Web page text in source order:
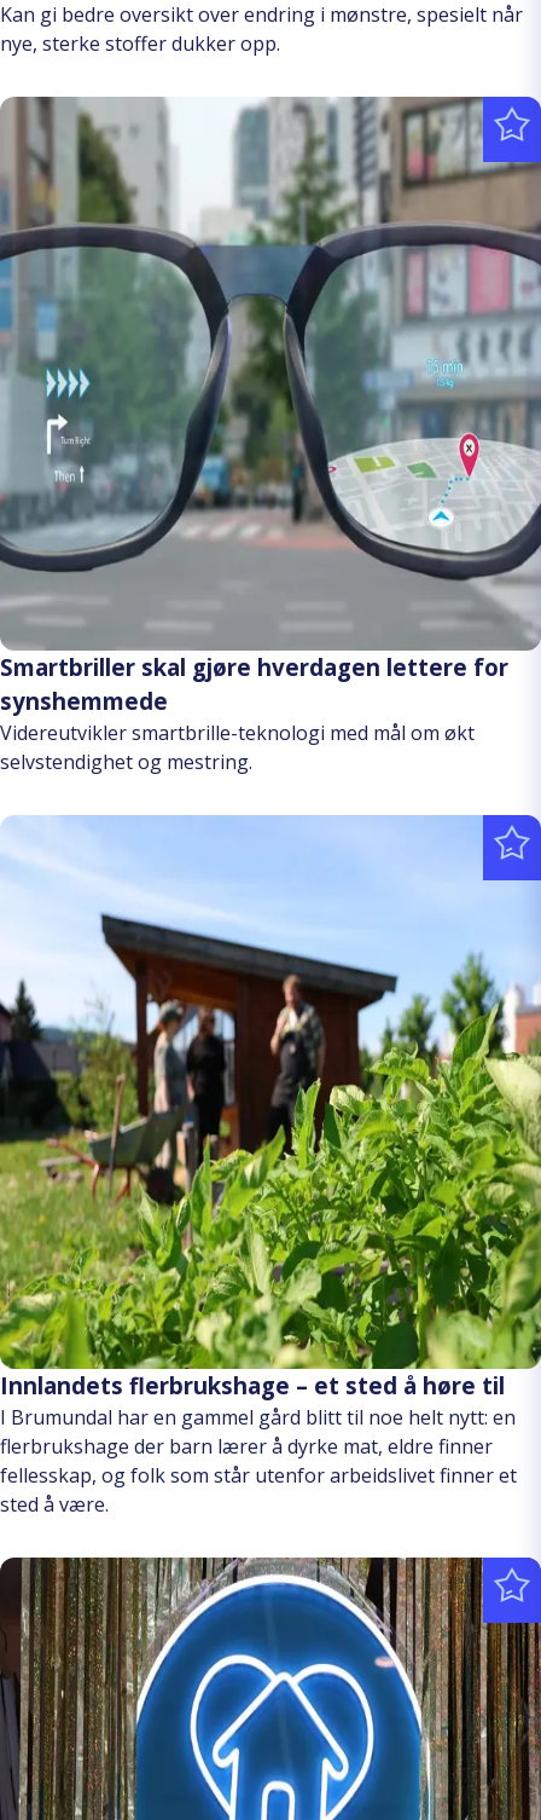
Kan gi bedre oversikt over endring i mønstre, spesielt når
nye, sterke stoffer dukker opp.
Smartbriller skal gjøre hverdagen lettere for
synshemmede
Videreutvikler smartbrille-teknologi med mål om økt
selvstendighet og mestring.
Innlandets flerbrukshage – et sted å høre til
I Brumundal har en gammel gård blitt til noe helt nytt: en
flerbrukshage der barn lærer å dyrke mat, eldre finner
fellesskap, og folk som står utenfor arbeidslivet finner et
sted å være.